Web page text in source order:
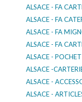
ALSACE - FA
ALSACE - FA
ALSACE - FA
ALSACE - FA
ALSACE -
ALSACE -
ALSACE -
ALSACE -